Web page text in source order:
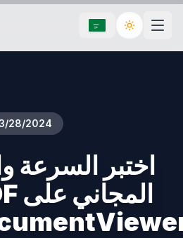
Toggle
28/2024
اختبر السرعة